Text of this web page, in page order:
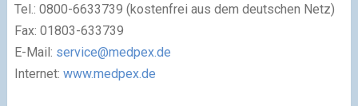
Tel.: 0800-6633739 (kostenfrei aus dem deutschen Netz)
Fax: 01803-633739
E-Mail: service@medpex.de
Internet: www.medpex.de